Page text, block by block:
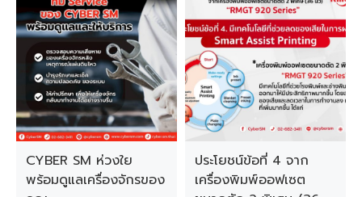
CYBER SM ห่วงใย
พร้อมดูแลเครื่องจักรของ
ประโยชน์ข้อที่ 4 จาก
เครื่องพิมพ์ออฟเซต